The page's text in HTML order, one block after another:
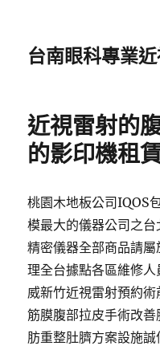
台南眼科專業
近視雷射的
的影印機租
桃園木地板公司IQOS
模最大的儀器公司之
精密儀器全部商品請
理全台據點各區維修
威新竹近視雷射預約
筋膜腹部拉皮手術改
肪重整肚臍方案設施